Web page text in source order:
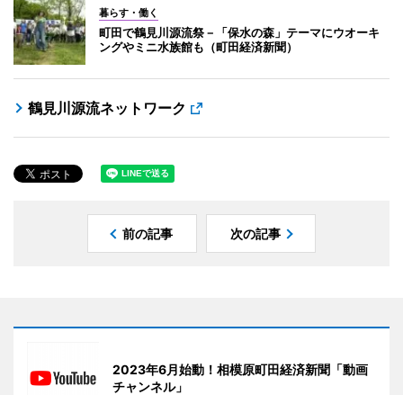
暮らす・働く
町田で鶴見川源流祭－「保水の森」テーマにウオーキ
ングやミニ水族館も（町田経済新聞）
鶴見川源流ネットワーク
前の記事 次の記事
2023年6月始動！相模原町田経済新聞「動画
チャンネル」